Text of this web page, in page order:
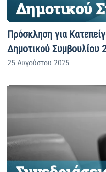
Πρόσκληση για
Δημοτικού
25 Αυγούστου 2025